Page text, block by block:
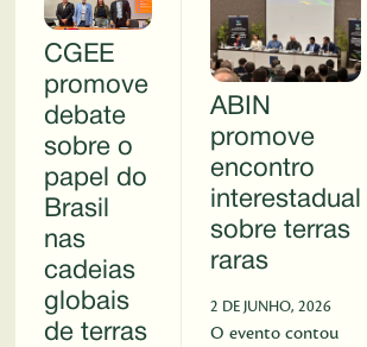
CGEE
promove
debate
sobre o
papel do
Brasil
nas
cadeias
globais
de terras
ABIN
promove
encontro
interestadual
sobre terras
raras
2 DE JUNHO, 2026
O evento contou